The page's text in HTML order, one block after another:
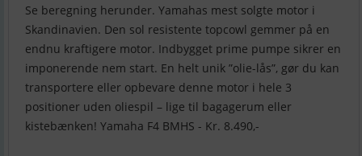
Se beregning herunder. Yamahas mest solgte motor i
Skandinavien. Den sol resistente topcowl gemmer på en
endnu kraftigere motor. Indbygget prime pumpe sikrer en
imponerende nem start. En helt unik ”olie-lås”, gør du kan
transportere eller opbevare denne motor i hele 3
positioner uden oliespil – lige til bagagerum eller
kistebænken! Yamaha F4 BMHS - Kr. 8.490,-